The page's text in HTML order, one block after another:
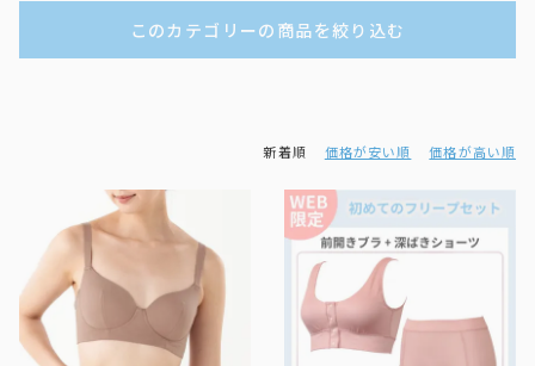
このカテゴリーの商品を絞り込む
新着順 価格が安い順 価格が高い順